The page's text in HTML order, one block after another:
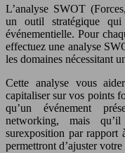
L’analyse SWOT
un outil stratégique
événementielle. Pour
effectuez une analyse
les domaines nécessitant
Cette analyse vous
capitaliser sur vos points
qu’un événement
networking, mais
surexposition par rapport
permettront d’ajuster